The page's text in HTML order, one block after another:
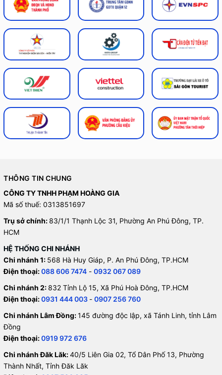
THÔNG TIN CHUNG
CÔNG TY TNHH PHẠM HOÀNG GIA
Mã số thuế: 0313851697
Trụ sở chính: 83/1/1 Thạnh Lộc 31, Phường An Phú Đông, TP.
HCM
HỆ THỐNG CHI NHÁNH
Chi nhánh 1: 568 Hà Huy Giáp, P. An Phú Đông, TP.HCM
Điện thoại:088 606 7474 - 0932 067 089
Chi nhánh 2: 832 Tỉnh Lộ 15, Xã Phú Hoà Đông, TP.HCM
Điện thoại:0931 444 003 - 0907 256 760
Chi nhánh Lâm Đồng:145 đường độc lập, xã Tánh Linh, tỉnh Lâm
Đồng
Điện thoại:0919 972 676
Chi nhánh Đăk Lăk:40/5 Liên Gia 02, Tổ Dân Phố 13, Phường
Thành Nhất, Tỉnh Đăk Lăk